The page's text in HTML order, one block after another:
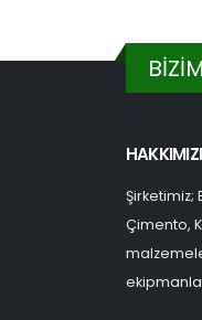
Şirketimiz;
Çimento,